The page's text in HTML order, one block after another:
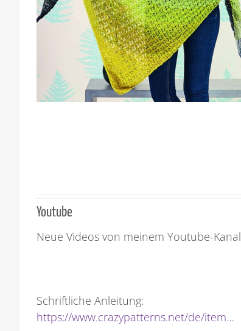
Youtube
Neue Videos von meinem Youtube-Kanal
Schriftliche Anleitung:
https://www.crazypatterns.net/de/item…